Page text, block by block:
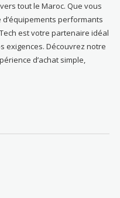
tout le Maroc. Que vous
performants
est votre partenaire idéal
exigences. Découvrez notre
d’achat simple,